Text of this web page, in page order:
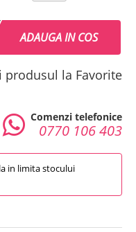
ADAUGA IN COS
produsul la Favorite
Comenzi telefonice
0770 106 403
in limita stocului